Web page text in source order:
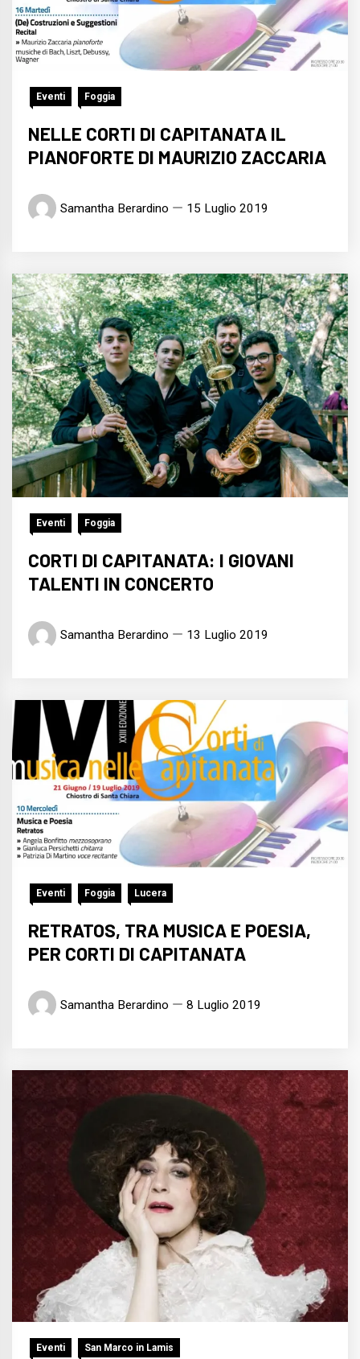
Eventi Foggia
NELLE CORTI DI CAPITANATA IL
PIANOFORTE DI MAURIZIO ZACCARIA
Samantha Berardino 15 Luglio 2019
Eventi Foggia
CORTI DI CAPITANATA: I GIOVANI
TALENTI IN CONCERTO
Samantha Berardino 13 Luglio 2019
Eventi Foggia Lucera
RETRATOS, TRA MUSICA E POESIA,
PER CORTI DI CAPITANATA
Samantha Berardino 8 Luglio 2019
Eventi San Marco in Lamis